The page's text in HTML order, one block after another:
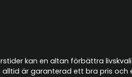
kan en altan förbättra
är garanterad ett bra pris